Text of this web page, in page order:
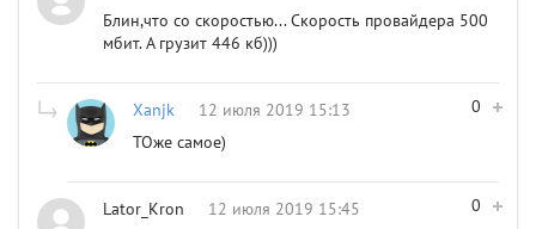
Блин,что со скоростью... Скорость провайдера 500
мбит. А грузит 446 кб)))
0
Xanjk
12 июля 2019 15:13
ТОже самое)
0
Lator_Kron
12 июля 2019 15:45